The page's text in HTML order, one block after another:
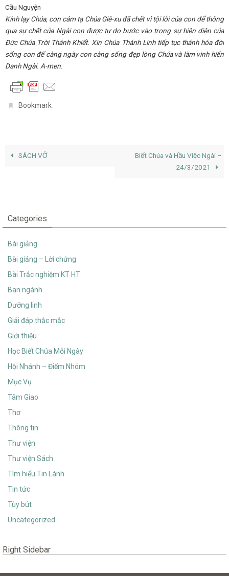
Cầu Nguyện
Kính lạy Chúa, con cảm tạ Chúa Giê-xu đã chết vì tội lỗi của con để thông
qua sự chết của Ngài con được tự do bước vào trong sự hiện diện của
Đức Chúa Trời Thánh Khiết. Xin Chúa Thánh Linh tiếp tục thánh hóa đời
sống con để càng ngày con càng sống đẹp lòng Chúa và làm vinh hiển
Danh Ngài. A-men.
Bookmark
SÁCH VỞ
Biết Chúa và Hầu Việc Ngài –
24/3/2021
Categories
Bài giảng
Bài giảng – Lời chứng
Bài Trắc nghiệm KT HT
Ban ngành
Dưỡng linh
Giải đáp thắc mắc
Giới thiệu
Học Biết Chúa Mỗi Ngày
Hội Nhánh – Điểm Nhóm
Mục Vụ
Tâm Giao
Thơ
Thông tin
Thư viện
Thư viện Sách
Tìm hiểu Tin Lành
Tin tức
Tùy bút
Uncategorized
Right Sidebar